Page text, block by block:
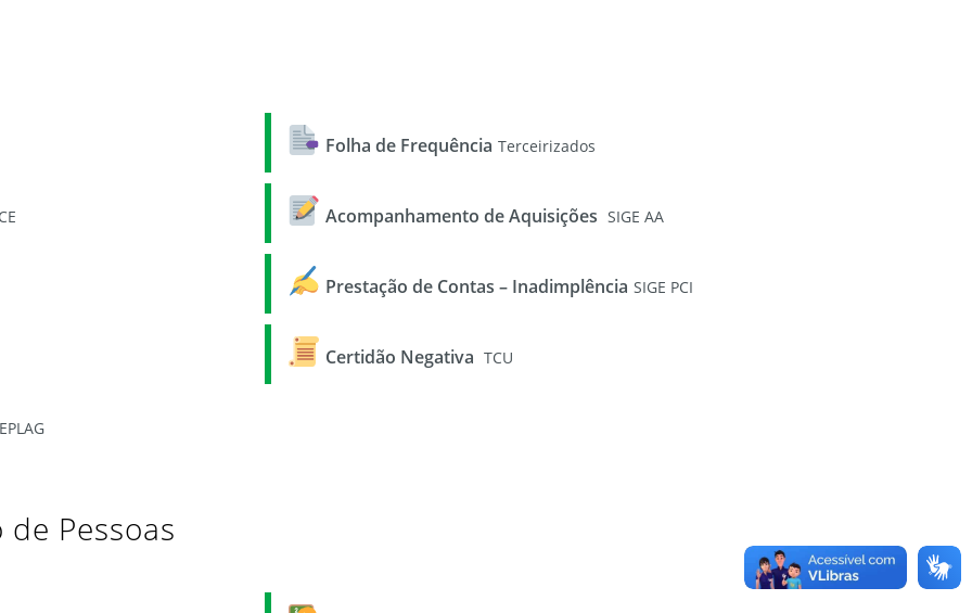
Folha de Frequência Terceirizados
Acompanhamento de Aquisições SIGE AA
Prestação de Contas – Inadimplência SIGE PCI
Certidão Negativa TCU
de Pessoas